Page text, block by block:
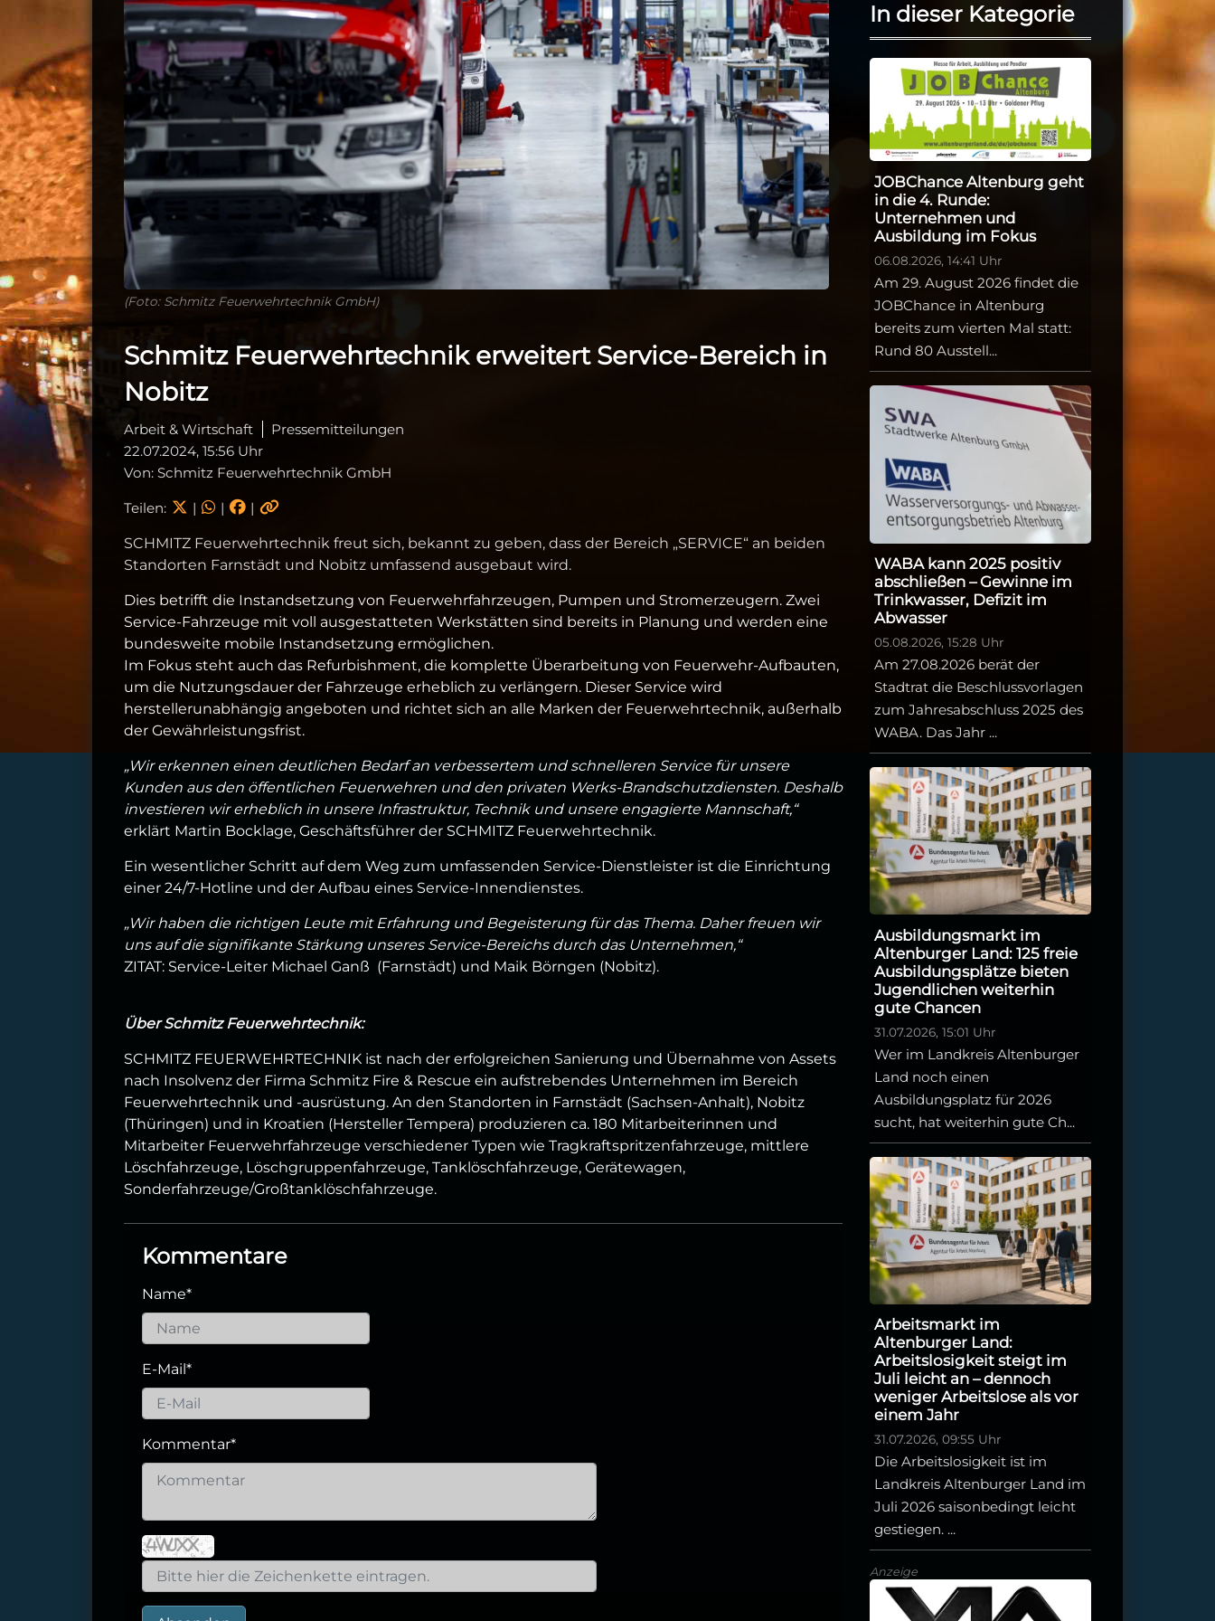
(Foto: Schmitz Feuerwehrtechnik GmbH)
Schmitz Feuerwehrtechnik erweitert Service-Bereich in
Nobitz
Arbeit & Wirtschaft
Pressemitteilungen
22.07.2024, 15:56 Uhr
Von: Schmitz Feuerwehrtechnik GmbH
Teilen: | | |
SCHMITZ Feuerwehrtechnik freut sich, bekannt zu geben, dass der Bereich „SERVICE“ an beiden
Standorten Farnstädt und Nobitz umfassend ausgebaut wird.
Dies betrifft die Instandsetzung von Feuerwehrfahrzeugen, Pumpen und Stromerzeugern. Zwei
Service-Fahrzeuge mit voll ausgestatteten Werkstätten sind bereits in Planung und werden eine
bundesweite mobile Instandsetzung ermöglichen.
Im Fokus steht auch das Refurbishment, die komplette Überarbeitung von Feuerwehr-Aufbauten,
um die Nutzungsdauer der Fahrzeuge erheblich zu verlängern. Dieser Service wird
herstellerunabhängig angeboten und richtet sich an alle Marken der Feuerwehrtechnik, außerhalb
der Gewährleistungsfrist.
„Wir erkennen einen deutlichen Bedarf an verbessertem und schnelleren Service für unsere
Kunden aus den öffentlichen Feuerwehren und den privaten Werks-Brandschutzdiensten. Deshalb
investieren wir erheblich in unsere Infrastruktur, Technik und unsere engagierte Mannschaft,“
erklärt Martin Bocklage, Geschäftsführer der SCHMITZ Feuerwehrtechnik.
Ein wesentlicher Schritt auf dem Weg zum umfassenden Service-Dienstleister ist die Einrichtung
einer 24/7-Hotline und der Aufbau eines Service-Innendienstes.
„Wir haben die richtigen Leute mit Erfahrung und Begeisterung für das Thema. Daher freuen wir
uns auf die signifikante Stärkung unseres Service-Bereichs durch das Unternehmen,“
ZITAT: Service-Leiter Michael Ganß (Farnstädt) und Maik Börngen (Nobitz).
Über Schmitz Feuerwehrtechnik:
SCHMITZ FEUERWEHRTECHNIK ist nach der erfolgreichen Sanierung und Übernahme von Assets
nach Insolvenz der Firma Schmitz Fire & Rescue ein aufstrebendes Unternehmen im Bereich
Feuerwehrtechnik und -ausrüstung. An den Standorten in Farnstädt (Sachsen-Anhalt), Nobitz
(Thüringen) und in Kroatien (Hersteller Tempera) produzieren ca. 180 Mitarbeiterinnen und
Mitarbeiter Feuerwehrfahrzeuge verschiedener Typen wie Tragkraftspritzenfahrzeuge, mittlere
Löschfahrzeuge, Löschgruppenfahrzeuge, Tanklöschfahrzeuge, Gerätewagen,
Sonderfahrzeuge/Großtanklöschfahrzeuge.
Kommentare
Name*
E-Mail *
Kommentar*
In dieser Kategorie
JOBChance Altenburg geht
in die 4. Runde:
Unternehmen und
Ausbildung im Fokus
06.08.2026, 14:41 Uhr
Am 29. August 2026 findet die
JOBChance in Altenburg
bereits zum vierten Mal statt:
Rund 80 Ausstell...
WABA kann 2025 positiv
abschließen – Gewinne im
Trinkwasser, Defizit im
Abwasser
05.08.2026, 15:28 Uhr
Am 27.08.2026 berät der
Stadtrat die Beschlussvorlagen
zum Jahresabschluss 2025 des
WABA. Das Jahr ...
Ausbildungsmarkt im
Altenburger Land: 125 freie
Ausbildungsplätze bieten
Jugendlichen weiterhin
gute Chancen
31.07.2026, 15:01 Uhr
Wer im Landkreis Altenburger
Land noch einen
Ausbildungsplatz für 2026
sucht, hat weiterhin gute Ch...
Arbeitsmarkt im
Altenburger Land:
Arbeitslosigkeit steigt im
Juli leicht an – dennoch
weniger Arbeitslose als vor
einem Jahr
31.07.2026, 09:55 Uhr
Die Arbeitslosigkeit ist im
Landkreis Altenburger Land im
Juli 2026 saisonbedingt leicht
gestiegen. ...
Anzeige